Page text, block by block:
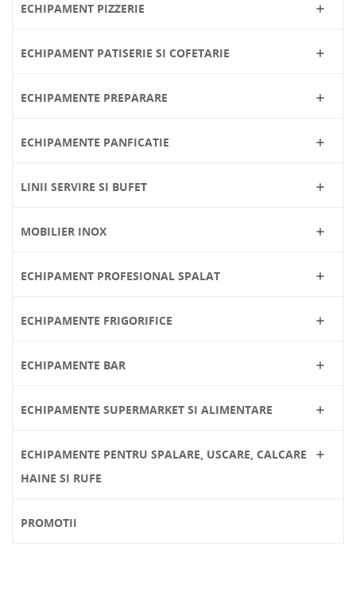
ECHIPAMENT PIZZERIE 
ECHIPAMENT PATISERIE SI COFETARIE 
ECHIPAMENTE PREPARARE 
ECHIPAMENTE PANFICATIE 
LINII SERVIRE SI BUFET 
MOBILIER INOX 
ECHIPAMENT PROFESIONAL SPALAT 
ECHIPAMENTE FRIGORIFICE 
ECHIPAMENTE BAR 
ECHIPAMENTE SUPERMARKET SI ALIMENTARE 
ECHIPAMENTE PENTRU SPALARE, USCARE, CALCARE
HAINE SI RUFE

PROMOTII